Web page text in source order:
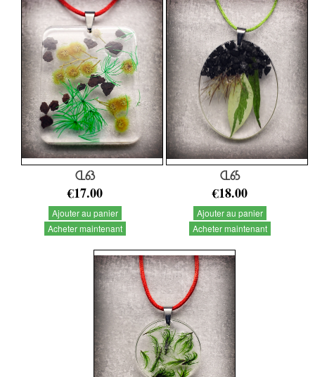
CL63
€17.00
Ajouter au panier
Acheter maintenant
CL65
€18.00
Ajouter au panier
Acheter maintenant